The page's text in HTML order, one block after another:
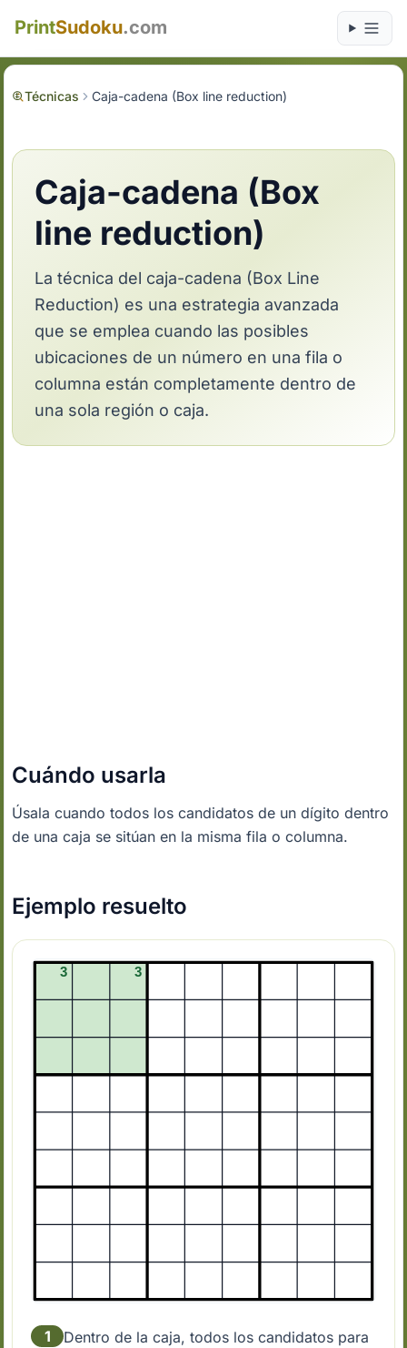
PrintSudoku.com
Técnicas Caja-cadena (Box line reduction)
Caja-cadena (Box
line reduction)
La técnica del caja-cadena (Box Line
Reduction) es una estrategia avanzada
que se emplea cuando las posibles
ubicaciones de un número en una fila o
columna están completamente dentro de
una sola región o caja.
Cuándo usarla
Úsala cuando todos los candidatos de un dígito dentro
de una caja se sitúan en la misma fila o columna.
Ejemplo resuelto
1
Dentro de la caja, todos los candidatos para